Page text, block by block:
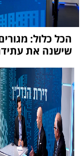
הכל כלול:
שישנה את